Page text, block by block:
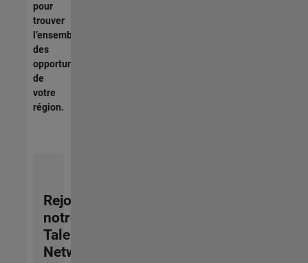
pour
trouver
l’ensemble
des
opportunités
de
votre
région.
Rejoignez
notre
Talent
Network